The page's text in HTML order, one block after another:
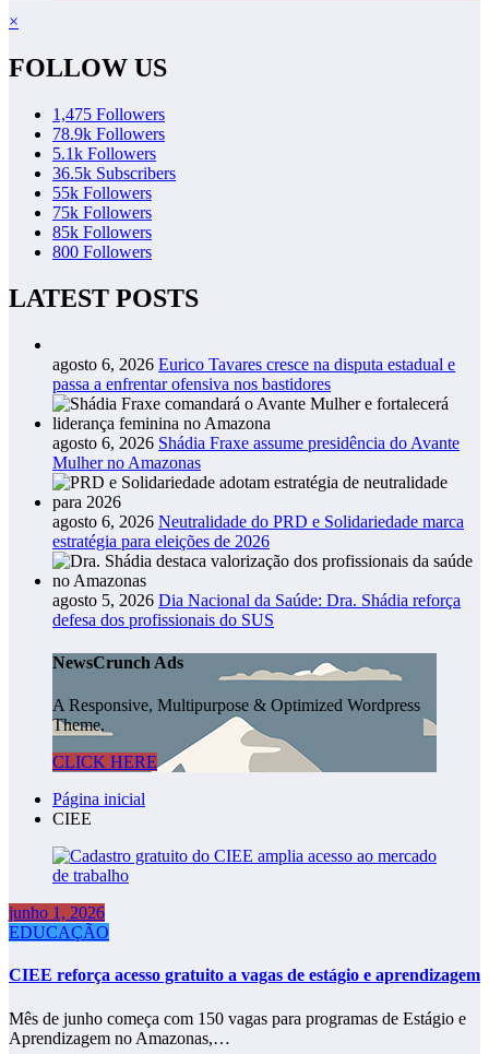
×
FOLLOW US
1,475 Followers
78.9k Followers
5.1k Followers
36.5k Subscribers
55k Followers
75k Followers
85k Followers
800 Followers
LATEST POSTS
agosto 6, 2026 Eurico Tavares cresce na disputa estadual e
passa a enfrentar ofensiva nos bastidores
agosto 6, 2026 Shádia Fraxe assume presidência do Avante
Mulher no Amazonas
agosto 6, 2026 Neutralidade do PRD e Solidariedade marca
estratégia para eleições de 2026
agosto 5, 2026 Dia Nacional da Saúde: Dra. Shádia reforça
defesa dos profissionais do SUS
NewsCrunch Ads
A Responsive, Multipurpose & Optimized Wordpress
Theme.
CLICK HERE
Página inicial
CIEE
junho 1, 2026
EDUCAÇÃO
CIEE reforça acesso gratuito a vagas de estágio e aprendizagem
Mês de junho começa com 150 vagas para programas de Estágio e
Aprendizagem no Amazonas,…